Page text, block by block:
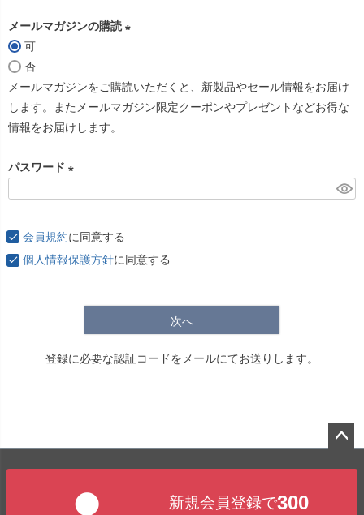
メールマガジンの購読
須
)
可
否
メールマガジンをご購読いただくと、新製品やセール情報をお届け
します。またメールマガジン限定クーポンやプレゼントなどお得な
情報をお届けします。
パスワード
須
)
会員規約に同意する
個人情報保護方針に同意する
次へ
登録に必要な認証コードをメールにてお送りします。
新規会員登録で300